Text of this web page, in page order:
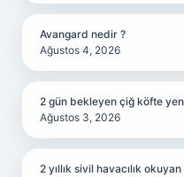
Avangard nedir ?
Ağustos 4, 2026
2 gün bekleyen çiğ köfte
Ağustos 3, 2026
2 yıllık sivil havacılık